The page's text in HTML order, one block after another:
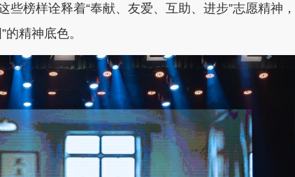
榜样诠释着“奉献、友爱、互助、进步”志愿精神，
精神底色。